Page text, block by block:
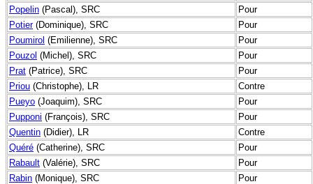
Popelin (Pascal), SRC
Pour
Potier(Dominique), SRC
Pour
Poumirol (Emilienne), SRC
Pour
Pouzol (Michel), SRC
Pour
Prat (Patrice), SRC
Pour
Priou (Christophe), LR
Contre
Pueyo (Joaquim), SRC
Pour
Pupponi (François), SRC
Pour
Quentin (Didier), LR
Contre
Quéré (Catherine), SRC
Pour
Rabault (Valérie), SRC
Pour
Rabin (Monique), SRC
Pour